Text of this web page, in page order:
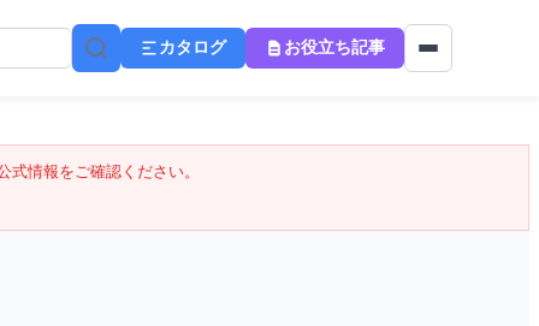
カタログ お役立ち記事
情報をご確認ください。